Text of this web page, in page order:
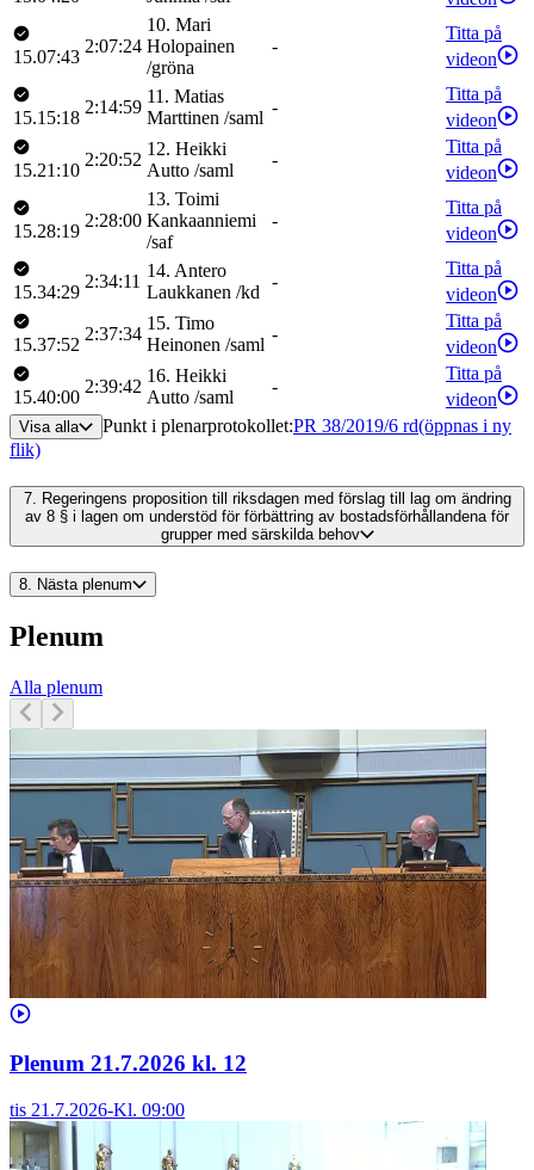
15.07:43
2:07:24
10. Mari
Holopainen
/gröna
-
Titta på
videon
15.15:18
2:14:59
11. Matias
Marttinen /saml
-
Titta på
videon
15.21:10
2:20:52
12. Heikki
Autto /saml
-
Titta på
videon
15.28:19
2:28:00
13. Toimi
Kankaanniemi
/saf
-
Titta på
videon
15.34:29
2:34:11
14. Antero
Laukkanen /kd
-
Titta på
videon
15.37:52
2:37:34
15. Timo
Heinonen /saml
-
Titta på
videon
15.40:00
2:39:42
16. Heikki
Autto /saml
-
Titta på
videon
Visa alla Punkt i plenarprotokollet:PR 38/2019/6 rd(öppnas i ny
flik)
7. Regeringens proposition till riksdagen med förslag till lag om ändring
av 8 § i lagen om understöd för förbättring av bostadsförhållandena för
grupper med särskilda behov
8. Nästa plenum
Plenum
Alla plenum
Plenum 21.7.2026 kl. 12
tis 21.7.2026-Kl. 09:00